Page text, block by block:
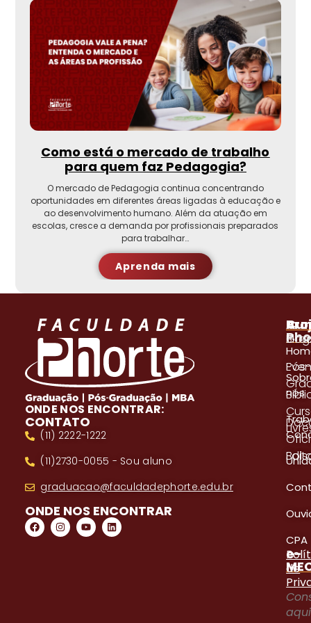
Como está o mercado de trabalho
para quem faz Pedagogia?
O mercado de Pedagogia continua concentrando
oportunidades em diferentes áreas ligadas à educação e
ao desenvolvimento humano. Além da atuação em
escolas, cresce a demanda por profissionais preparados
para trabalhar…
Aprenda mais
ONDE NOS ENCONTRAR:
CONTATO
(11) 2222-1222
(11)2730-0055 - Sou aluno
graduacao@faculdadephorte.edu.br
ONDE NOS ENCONTRAR
A
nós
CPA
Pós-
e-
aqui
de